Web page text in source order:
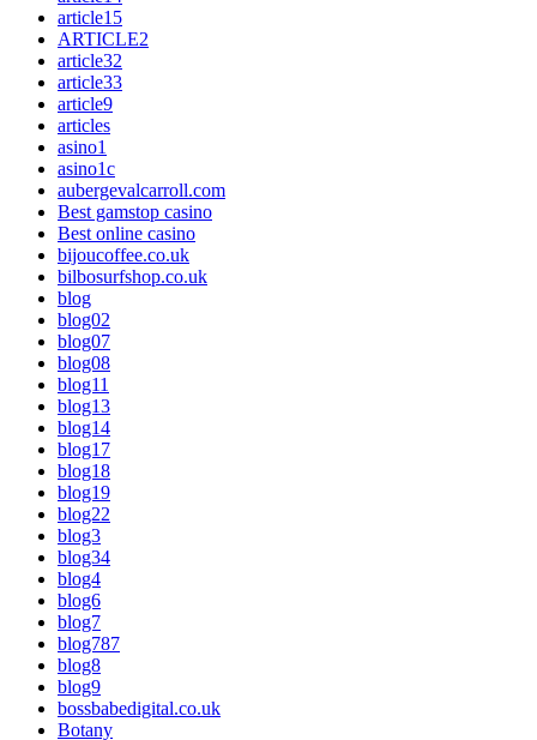
article15
ARTICLE2
article32
article33
article9
articles
asino1
asino1c
aubergevalcarroll.com
Best gamstop casino
Best online casino
bijoucoffee.co.uk
bilbosurfshop.co.uk
blog
blog02
blog07
blog08
blog11
blog13
blog14
blog17
blog18
blog19
blog22
blog3
blog34
blog4
blog6
blog7
blog787
blog8
blog9
bossbabedigital.co.uk
Botany